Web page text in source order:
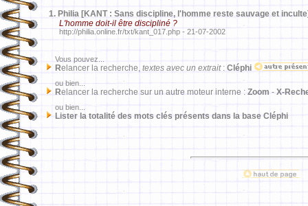
1. Philia [KANT : Sans discipline, l'homme reste sauvage et
L'homme doit-il être discipliné ?
http://philia.online.fr/txt/kant_017.php - 21-07-2002
Vous pouvez...
Relancer la recherche, textes avec un extrait: Cléphi
ou bien...
Relancer la recherche sur un autre moteur interne : Zoom - X-
ou bien...
Lister la totalité des mots clés présents dans la base Cléphi